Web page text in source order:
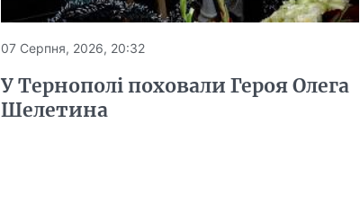
07 Серпня, 2026, 20:32
У Тернополі поховали Героя Олега
Шелетина